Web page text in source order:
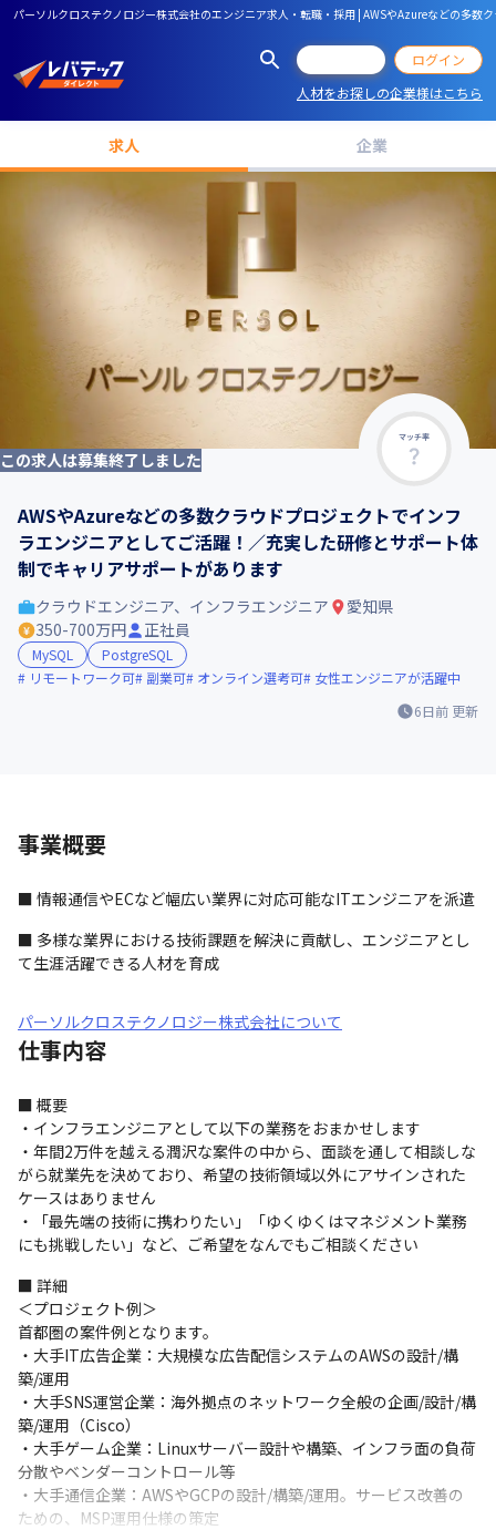
パーソルクロステクノロジー株式会社のエンジニア求人・転職・採用 | AWSやAzureなどの多
ログイン
人材をお探しの企業様はこちら
求人 企業
マッチ率
この求人は募集終了しました
AWSやAzureなどの多数クラウドプロジェクトでインフ
ラエンジニアとしてご活躍！／充実した研修とサポート体
制でキャリアサポートがあります
6日前 更新
クラウドエンジニア、インフラエンジニア
愛知県
350-700万円
正社員
MySQL
PostgreSQL
リモートワーク可
副業可 オンライン選考可 女性エンジニアが活躍中
事業概要
■ 情報通信やECなど幅広い業界に対応可能なITエンジニアを派遣
■ 多様な業界における技術課題を解決に貢献し、エンジニアとし
て生涯活躍できる人材を育成
パーソルクロステクノロジー株式会社について
仕事内容
■ 概要
・インフラエンジニアとして以下の業務をおまかせします
・年間2万件を越える潤沢な案件の中から、面談を通して相談しな
がら就業先を決めており、希望の技術領域以外にアサインされた
ケースはありません
・「最先端の技術に携わりたい」「ゆくゆくはマネジメント業務
にも挑戦したい」など、ご希望をなんでもご相談ください
■ 詳細
＜プロジェクト例＞
首都圏の案件例となります。
・大手IT広告企業：大規模な広告配信システムのAWSの設計/構
築/運用
・大手SNS運営企業：海外拠点のネットワーク全般の企画/設計/構
築/運用（Cisco）
・大手ゲーム企業：Linuxサーバー設計や構築、インフラ面の負荷
分散やベンダーコントロール等
・大手通信企業：AWSやGCPの設計/構築/運用。サービス改善の
ための、MSP運用仕様の策定